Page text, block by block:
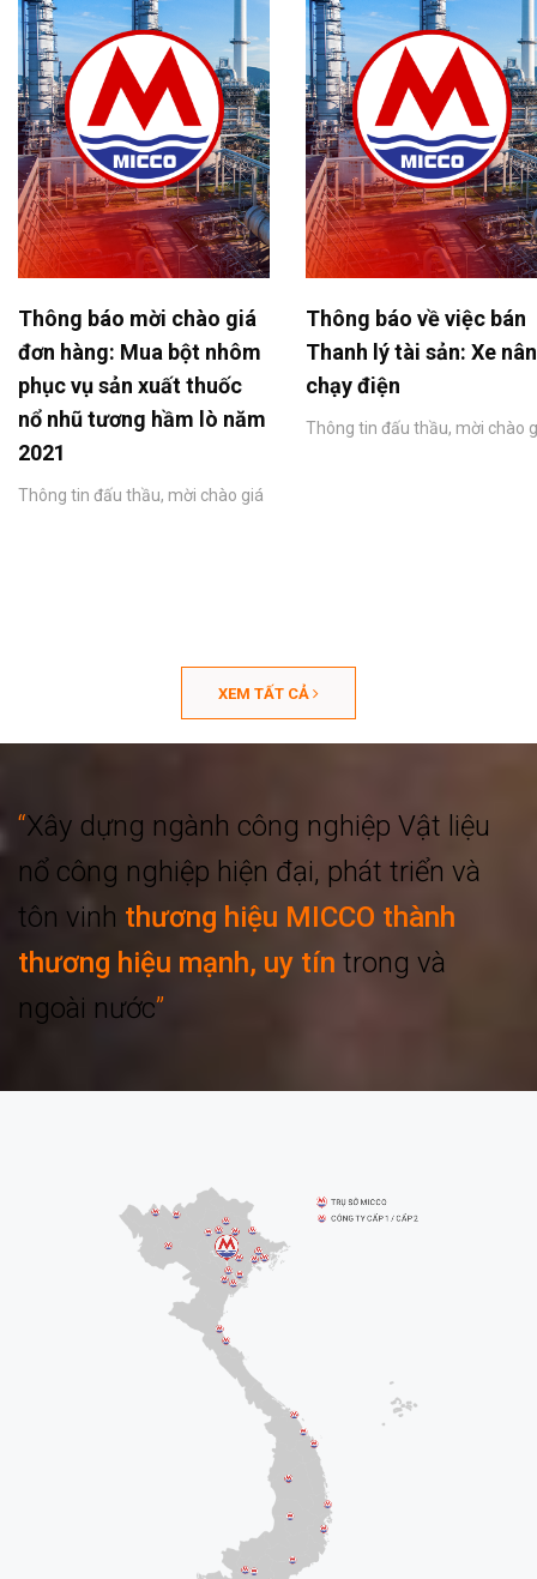
Thông báo mời chào giá
đơn hàng: Mua bột nhôm
phục vụ sản xuất thuốc
nổ nhũ tương hầm lò năm
2021
Thông tin đấu thầu, mời chào giá
Thông báo về việc bán
Thanh lý tài sản: Xe
chạy điện
Thông tin đấu thầu, mời chào
XEM TẤT CẢ
“Xây dựng ngành công nghiệp Vật liệu
nổ công nghiệp hiện đại, phát triển và
tôn vinh thương hiệu MICCO thành
thương hiệu mạnh, uy tín trong và
ngoài nước”